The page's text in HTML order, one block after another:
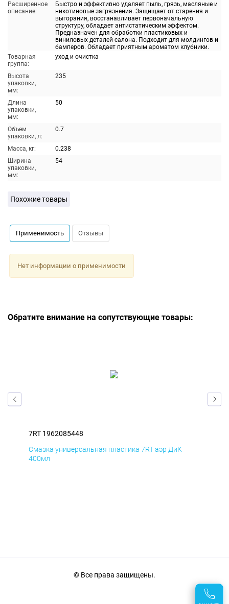
Расширенное
описание:
Быстро и эффективно удаляет пыль, грязь, масляные и
никотиновые загрязнения. Защищает от старения и
выгорания, восстанавливает первоначальную
структуру, обладает антистатическим эффектом.
Предназначен для обработки пластиковых и
виниловых деталей салона. Подходит для молдингов и
бамперов. Обладает приятным ароматом клубники.
Товарная
группа:
уход и очистка
Высота
упаковки,
мм:
235
Длина
упаковки,
мм:
50
Объем
упаковки, л:
0.7
Масса, кг:
0.238
Ширина
упаковки,
мм:
54
Похожие товары
Применимость Отзывы
Нет информации о применимости
Обратите внимание на сопутствующие товары:
7RT 1962085448
Смазка универсальная пластика 7RT аэр ДиК
400мл
© Все права защищены.